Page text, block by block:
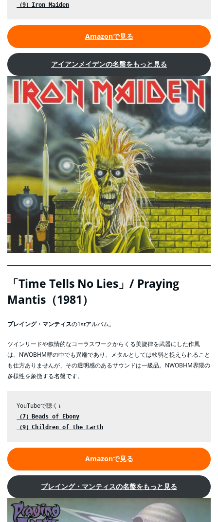
（9）Iron Maiden
Amazonで見る
アイアンメイデンの名盤をもっと見る
「Time Tells No Lies」/ Praying
Mantis（1981）
プレイング・マンティスの1stアルバム。
ツインリードや叙情的なコーラスワークからくる美旋律を武器にした作風
は、NWOBHM群の中でも異端であり、メタルとしては軟弱と捉えられること
も仕方ありませんが、その透明感のあるサウンドは一級品。NWOBHM界隈の
多様性を象徴する名盤です。
（7）Beads of Ebony
（9）Children of the Earth
Amazonで見る
プレイング・マンティスの名盤をもっと見る